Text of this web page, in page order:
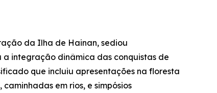
da Ilha de Hainan, sediou
a integração dinâmica das conquistas de
que incluiu apresentações na floresta
em rios, e simpósios